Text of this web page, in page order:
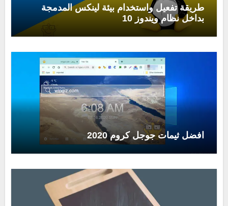
طريقة تفعيل واستخدام بيئة لينكس المدمجة
بداخل نظام ويندوز 10
افضل ثيمات جوجل كروم 2020